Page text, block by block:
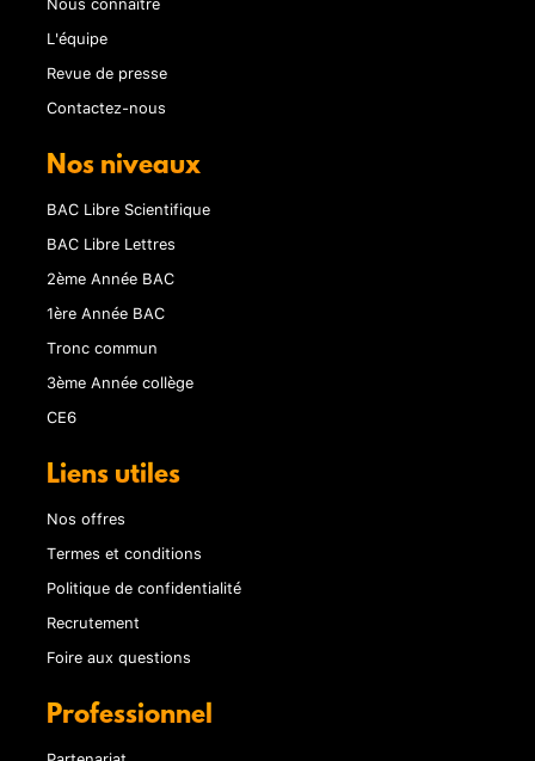
L'équipe
Revue de presse
Contactez-nous
Nos niveaux
BAC Libre Scientifique
BAC Libre Lettres
2ème Année BAC
1ère Année BAC
Tronc commun
3ème Année collège
CE6
Liens utiles
Nos offres
Termes et conditions
Politique de confidentialité
Recrutement
Foire aux questions
Professionnel